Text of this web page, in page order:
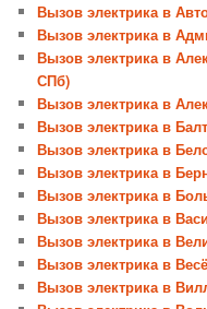
Вызов электрика в
Вызов электрика в
Вызов электрика в
СПб)
Вызов электрика в
Вызов электрика в
Вызов электрика в
Вызов электрика в
Вызов электрика в
Вызов электрика в
Вызов электрика в
Вызов электрика в
Вызов электрика в